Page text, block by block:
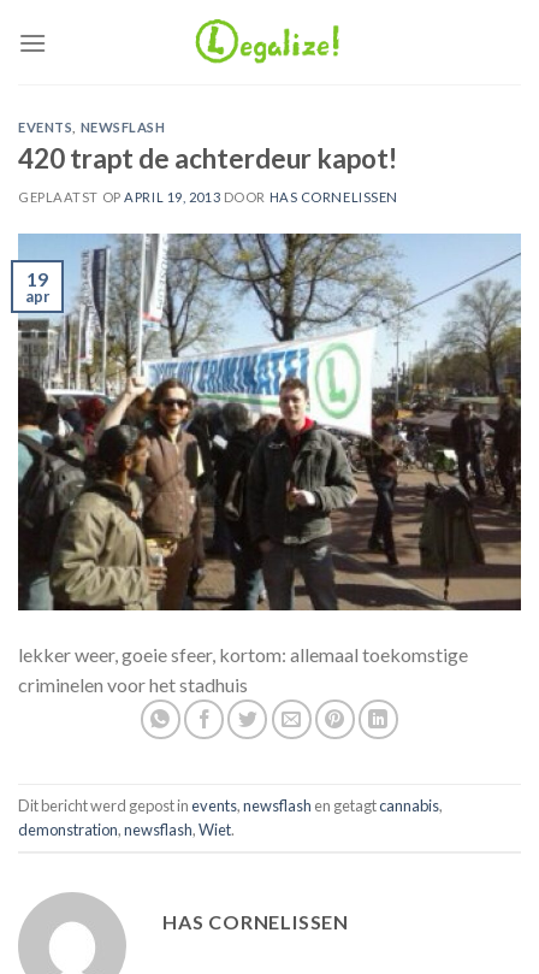
naar
EVENTS NEWSFLASH
420 trapt de achterdeur kapot!
GEPLAATST OPAPRIL 19, 2013 DOOR HAS CORNELISSEN
19
apr
lekker weer, goeie sfeer, kortom: allemaal toekomstige
criminelen voor het stadhuis
Dit bericht werd gepost inevents,newsflash en getagtcannabis,
demonstration,newsflash,Wiet.
HAS CORNELISSEN